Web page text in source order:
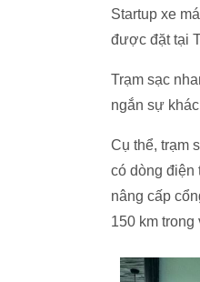
Startup xe
được đặt tại
Trạm sạc
ngắn sự
Cụ thể, trạm
có dòng điện
nâng cấp
150 km trong